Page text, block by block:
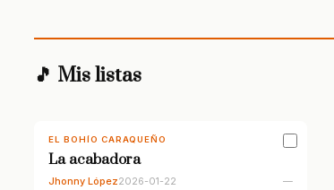
🎵 Mis listas
EL BOHÍO CARAQUEÑO
La acabadora
Jhonny López2026-01-22 —